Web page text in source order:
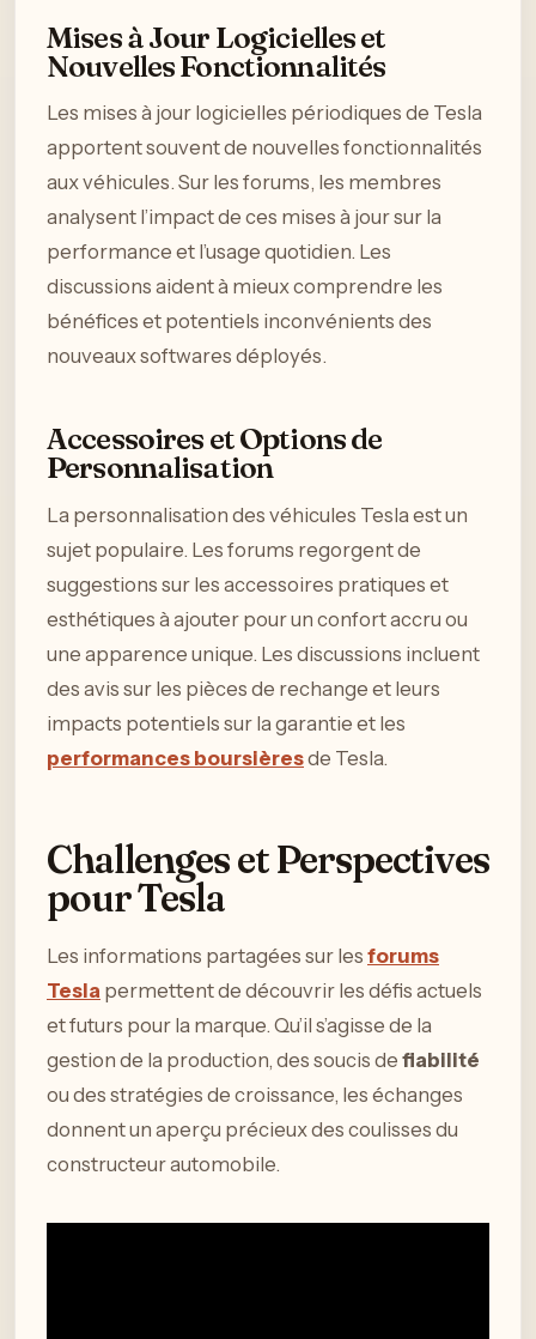
Mises à Jour Logicielles et
Nouvelles Fonctionnalités
Les mises à jour logicielles périodiques de Tesla
apportent souvent de nouvelles fonctionnalités
aux véhicules. Sur les forums, les membres
analysent l’impact de ces mises à jour sur la
performance et l’usage quotidien. Les
discussions aident à mieux comprendre les
bénéfices et potentiels inconvénients des
nouveaux softwares déployés.
Accessoires et Options de
Personnalisation
La personnalisation des véhicules Tesla est un
sujet populaire. Les forums regorgent de
suggestions sur les accessoires pratiques et
esthétiques à ajouter pour un confort accru ou
une apparence unique. Les discussions incluent
des avis sur les pièces de rechange et leurs
impacts potentiels sur la garantie et les
performances boursièresde Tesla.
Challenges et Perspectives
pour Tesla
Les informations partagées sur les forums
Tesla permettent de découvrir les défis actuels
et futurs pour la marque. Qu’il s’agisse de la
gestion de la production, des soucis de fiabilité
ou des stratégies de croissance, les échanges
donnent un aperçu précieux des coulisses du
constructeur automobile.